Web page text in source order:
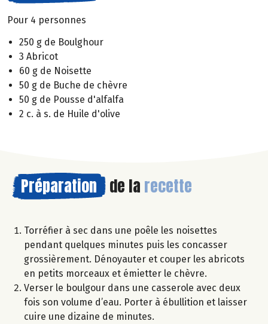
Pour 4 personnes
250 g de Boulghour
3 Abricot
60 g de Noisette
50 g de Buche de chèvre
50 g de Pousse d'alfalfa
2 c. à s. de Huile d'olive
Préparation de la recette
Torréfier à sec dans une poêle les noisettes
pendant quelques minutes puis les concasser
grossièrement. Dénoyauter et couper les abricots
en petits morceaux et émietter le chèvre.
Verser le boulgour dans une casserole avec deux
fois son volume d’eau. Porter à ébullition et laisser
cuire une dizaine de minutes.